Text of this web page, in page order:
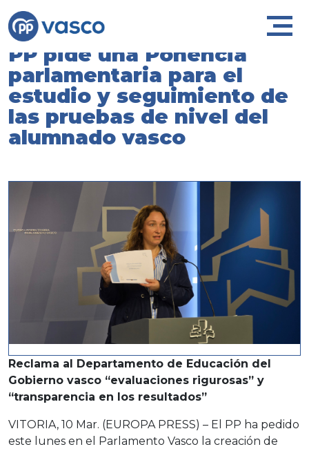
PP pide una Ponencia
parlamentaria para el
estudio y seguimiento de
las pruebas de nivel del
alumnado vasco
Reclama al Departamento de Educación del
Gobierno vasco “evaluaciones rigurosas” y
“transparencia en los resultados”
VITORIA, 10 Mar. (EUROPA PRESS) – El PP ha pedido
este lunes en el Parlamento Vasco la creación de